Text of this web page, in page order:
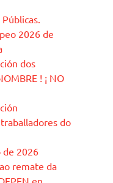
2026 de
dos
! ¡ NO
do
de 2026
remate da